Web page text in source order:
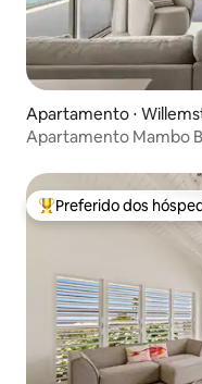
Apartamento ⋅
Apartamento Mambo
Entre os melhores
Preferido dos